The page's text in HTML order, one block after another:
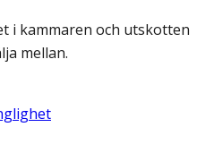
i kammaren och utskotten
mellan.